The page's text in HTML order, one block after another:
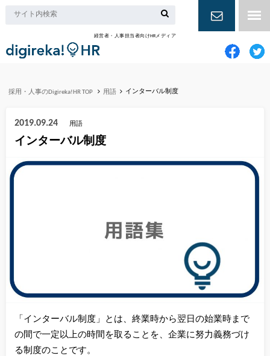
経営者・人事担当者向けHRメディア
お問い合
採用・人事のDigireka!HR TOP 用語 インターバル制度
2019.09.24 用語
インターバル制度
「インターバル制度」とは、終業時から翌日の始業時まで
の間で一定以上の時間を取ることを、企業に努力義務づけ
る制度のことです。